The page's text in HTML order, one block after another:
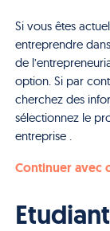
Si vous êtes
entreprendre
de
option. Si par
cherchez des
sélectionnez le
entreprise .
Continuer avec
Etudiant